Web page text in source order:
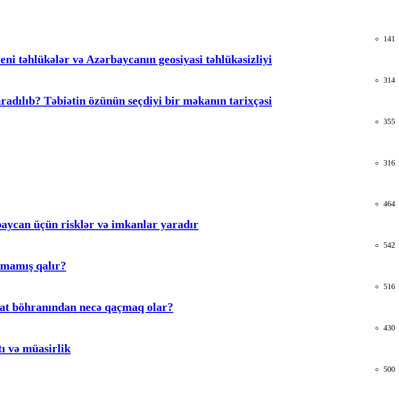
141
təhlükələr və Azərbaycanın geosiyasi təhlükəsizliyi
314
Təbiətin özünün seçdiyi bir məkanın tarixçəsi
355
316
464
üçün risklər və imkanlar yaradır
542
qalır?
516
böhranından necə qaçmaq olar?
430
və müasirlik
500